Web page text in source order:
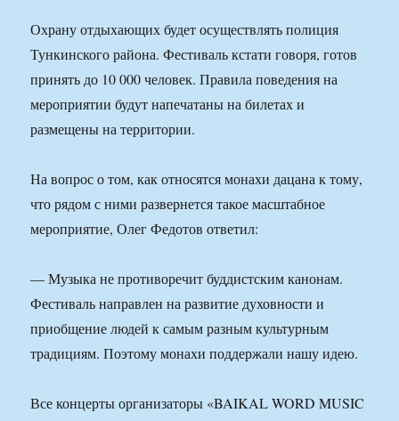
Охрану отдыхающих будет осуществлять полиция
Тункинского района. Фестиваль кстати говоря, готов
принять до 10 000 человек. Правила поведения на
мероприятии будут напечатаны на билетах и
размещены на территории.
На вопрос о том, как относятся монахи дацана к тому,
что рядом с ними развернется такое масштабное
мероприятие, Олег Федотов ответил:
— Музыка не противоречит буддистским канонам.
Фестиваль направлен на развитие духовности и
приобщение людей к самым разным культурным
традициям. Поэтому монахи поддержали нашу идею.
Все концерты организаторы «BAIKAL WORD MUSIC